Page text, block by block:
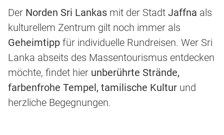
Der Norden Sri Lankas mit der Stadt Jaffna als
kulturellem Zentrum gilt noch immer als
Geheimtipp für individuelle Rundreisen. Wer Sri
Lanka abseits des Massentourismus entdecken
möchte, findet hier unberührte Strände,
farbenfrohe Tempel, tamilische Kultur und
herzliche Begegnungen.